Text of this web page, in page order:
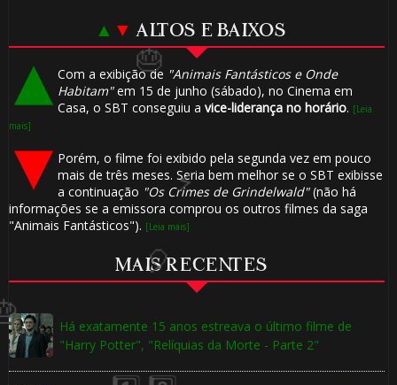
▲ ▼ ALTOS E BAIXOS
Com a exibição de "Animais Fantásticos e Onde
Habitam"em 15 de junho (sábado), no Cinema em
Casa, o SBT conseguiu a vice-liderança no horário. [Leia
mais]
Porém, o filme foi exibido pela segunda vez em pouco
mais de três meses. Seria bem melhor se o SBT exibisse
a continuação "Os Crimes de Grindelwald"(não há
informações se a emissora comprou os outros filmes da saga
"Animais Fantásticos"). [Leia mais]
MAIS RECENTES
Há exatamente 15 anos estreava o último filme de
"Harry Potter", "Relíquias da Morte - Parte 2"
1️⃣
8️⃣